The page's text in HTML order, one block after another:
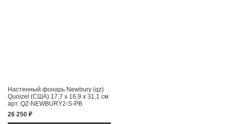
Настенный фонарь Newbury (qz)
Quoizel (США) 17,7 x 16,9 x 31,1 см
арт. QZ-NEWBURY2-S-PB
26 250 ₽